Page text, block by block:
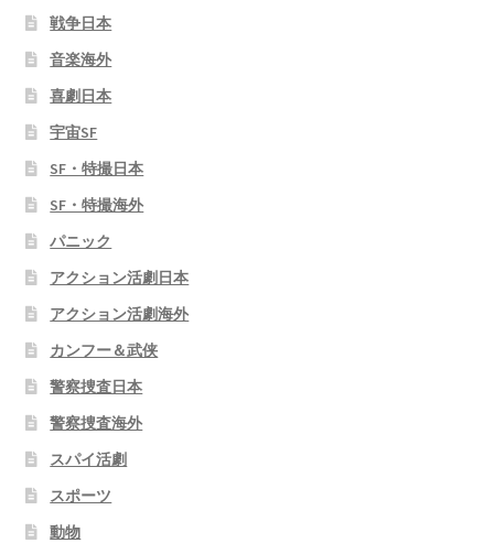
戦争日本
音楽海外
喜劇日本
宇宙SF
SF・特撮日本
SF・特撮海外
パニック
アクション活劇日本
アクション活劇海外
カンフー＆武侠
警察捜査日本
警察捜査海外
スパイ活劇
スポーツ
動物